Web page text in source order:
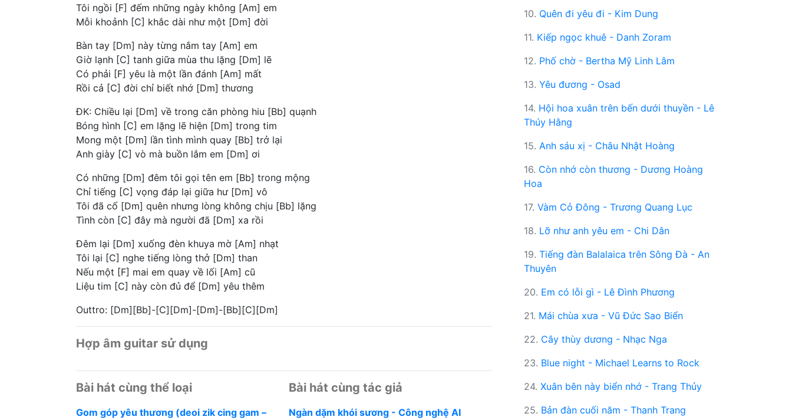
Tôi ngồi [F] đếm những ngày không [Am] em
Mỗi khoảnh [C] khắc dài như một [Dm] đời
Bàn tay [Dm] này từng nắm tay [Am] em
Giờ lạnh [C] tanh giữa mùa thu lặng [Dm] lẽ
Có phải [F] yêu là một lần đánh [Am] mất
Rồi cả [C] đời chỉ biết nhớ [Dm] thương
ĐK: Chiều lại [Dm] về trong căn phòng hiu [Bb] quạnh
Bóng hình [C] em lặng lẽ hiện [Dm] trong tim
Mong một [Dm] lần tình mình quay [Bb] trở lại
Anh giày [C] vò mà buồn lắm em [Dm] ơi
Có những [Dm] đêm tôi gọi tên em [Bb] trong mộng
Chỉ tiếng [C] vọng đáp lại giữa hư [Dm] vô
Tôi đã cố [Dm] quên nhưng lòng không chịu [Bb] lặng
Tình còn [C] đây mà người đã [Dm] xa rồi
Đêm lại [Dm] xuống đèn khuya mờ [Am] nhạt
Tôi lại [C] nghe tiếng lòng thở [Dm] than
Nếu một [F] mai em quay về lối [Am] cũ
Liệu tim [C] này còn đủ để [Dm] yêu thêm
Outtro: [Dm][Bb]-[C][Dm]-[Dm]-[Bb][C][Dm]
Hợp âm guitar sử dụng
Bài hát cùng thể loại
Gom góp yêu thương (deoi zik cing gam –
Bài hát cùng tác giả
Ngàn dặm khói sương - Công nghệ AI
10. Quên đi yêu đi - Kim Dung
11. Kiếp ngọc khuê - Danh Zoram
12. Phố chờ - Bertha Mỹ Linh Lâm
13. Yêu đương - Osad
14. Hội hoa xuân trên bến dưới thuyền - Lê
Thúy Hằng
15. Anh sáu xị - Châu Nhật Hoàng
16. Còn nhớ còn thương - Dương Hoàng
Hoa
17. Vàm Cỏ Đông - Trương Quang Lục
18. Lỡ như anh yêu em - Chi Dân
19. Tiếng đàn Balalaica trên Sông Đà - An
Thuyên
20. Em có lỗi gì - Lê Đình Phương
21. Mái chùa xưa - Vũ Đức Sao Biển
22. Cây thùy dương - Nhạc Nga
23. Blue night - Michael Learns to Rock
24. Xuân bên này biển nhớ - Trang Thủy
25. Bản đàn cuối năm - Thanh Trang